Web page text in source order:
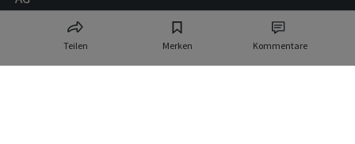
Teilen Merken Kommentare